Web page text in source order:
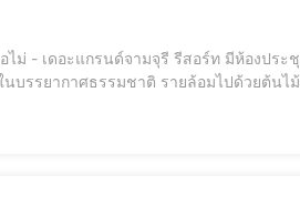
ะชุม
บรรยากาศธรรมชาติ รายล้อมไปด้วยต้นไม้